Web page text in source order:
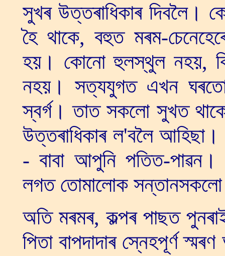
সুখৰ উত্তৰাধিকাৰ দিবলৈ।
হৈ থাকে, বহুত মৰম-
হয়। কোনো হুলস্থুল নহয়,
নহয়। সত্যযুগত এখন ঘৰতো
স্বৰ্গ। তাত সকলো সুখত
উত্তৰাধিকাৰ ল'বলৈ
- বাবা আপুনি পতিত-
লগত তোমালোক সন্তানসকলো
অতি মৰমৰ, কল্পৰ পাছত
পিতা বাপদাদাৰ স্নেহপূৰ্ণ